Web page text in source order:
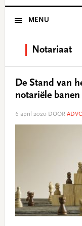
MENU
Notariaat
De Stand van
notariële
6 april 2020 DOOR